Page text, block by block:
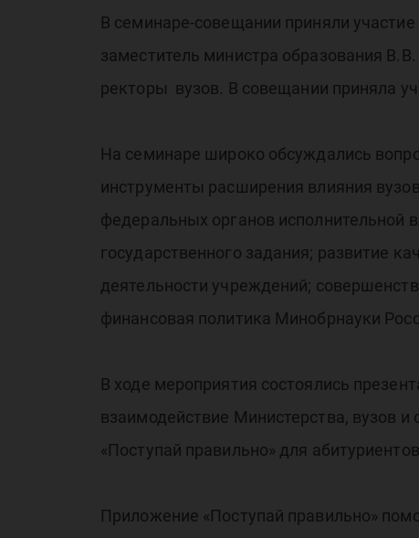
В семинаре-совещании приняли
заместитель министра образования
ректоры вузов. В совещании приняла
На семинаре широко обсуждались
инструменты расширения влияния
федеральных органов исполнительной
государственного задания; развитие
деятельности учреждений;
финансовая политика Минобрнауки
В ходе мероприятия состоялись
взаимодействие Министерства, вузов
«Поступай правильно» для
Приложение «Поступай правильно»